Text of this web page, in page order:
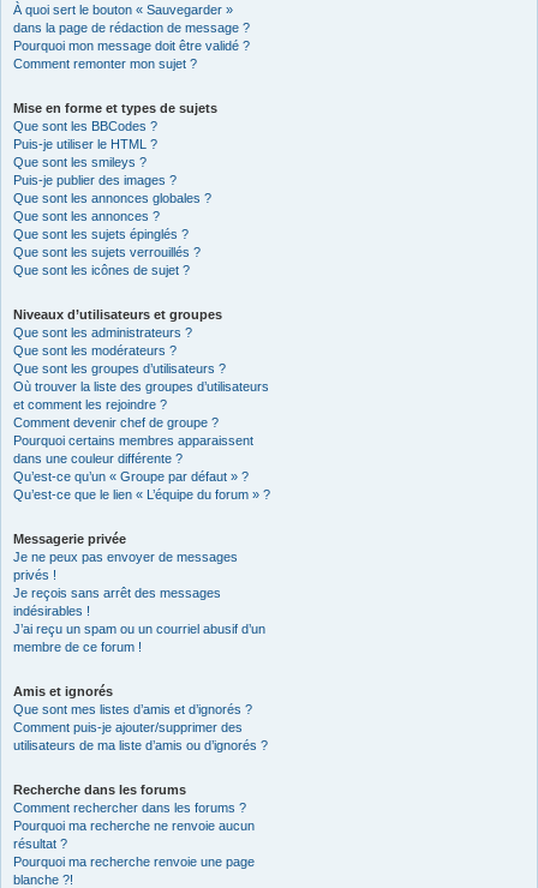
À quoi sert le bouton « Sauvegarder »
dans la page de rédaction de message ?
Pourquoi mon message doit être validé ?
Comment remonter mon sujet ?
Mise en forme et types de sujets
Que sont les BBCodes ?
Puis-je utiliser le HTML ?
Que sont les smileys ?
Puis-je publier des images ?
Que sont les annonces globales ?
Que sont les annonces ?
Que sont les sujets épinglés ?
Que sont les sujets verrouillés ?
Que sont les icônes de sujet ?
Niveaux d’utilisateurs et groupes
Que sont les administrateurs ?
Que sont les modérateurs ?
Que sont les groupes d’utilisateurs ?
Où trouver la liste des groupes d’utilisateurs
et comment les rejoindre ?
Comment devenir chef de groupe ?
Pourquoi certains membres apparaissent
dans une couleur différente ?
Qu’est-ce qu’un « Groupe par défaut » ?
Qu’est-ce que le lien « L’équipe du forum » ?
Messagerie privée
Je ne peux pas envoyer de messages
privés !
Je reçois sans arrêt des messages
indésirables !
J’ai reçu un spam ou un courriel abusif d’un
membre de ce forum !
Amis et ignorés
Que sont mes listes d’amis et d’ignorés ?
Comment puis-je ajouter/supprimer des
utilisateurs de ma liste d’amis ou d’ignorés ?
Recherche dans les forums
Comment rechercher dans les forums ?
Pourquoi ma recherche ne renvoie aucun
résultat ?
Pourquoi ma recherche renvoie une page
blanche ?!